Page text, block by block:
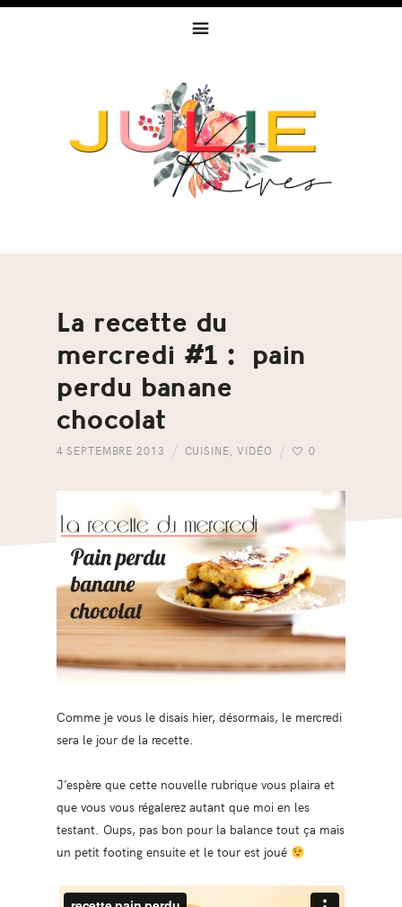
La recette du
mercredi #1 : pain
perdu banane
chocolat
4 SEPTEMBRE 2013 CUISINE ,VIDÉO 0
Comme je vous le disais hier, désormais, le mercredi
sera le jour de la recette.
J’espère que cette nouvelle rubrique vous plaira et
que vous vous régalerez autant que moi en les
testant. Oups, pas bon pour la balance tout ça mais
un petit footing ensuite et le tour est joué